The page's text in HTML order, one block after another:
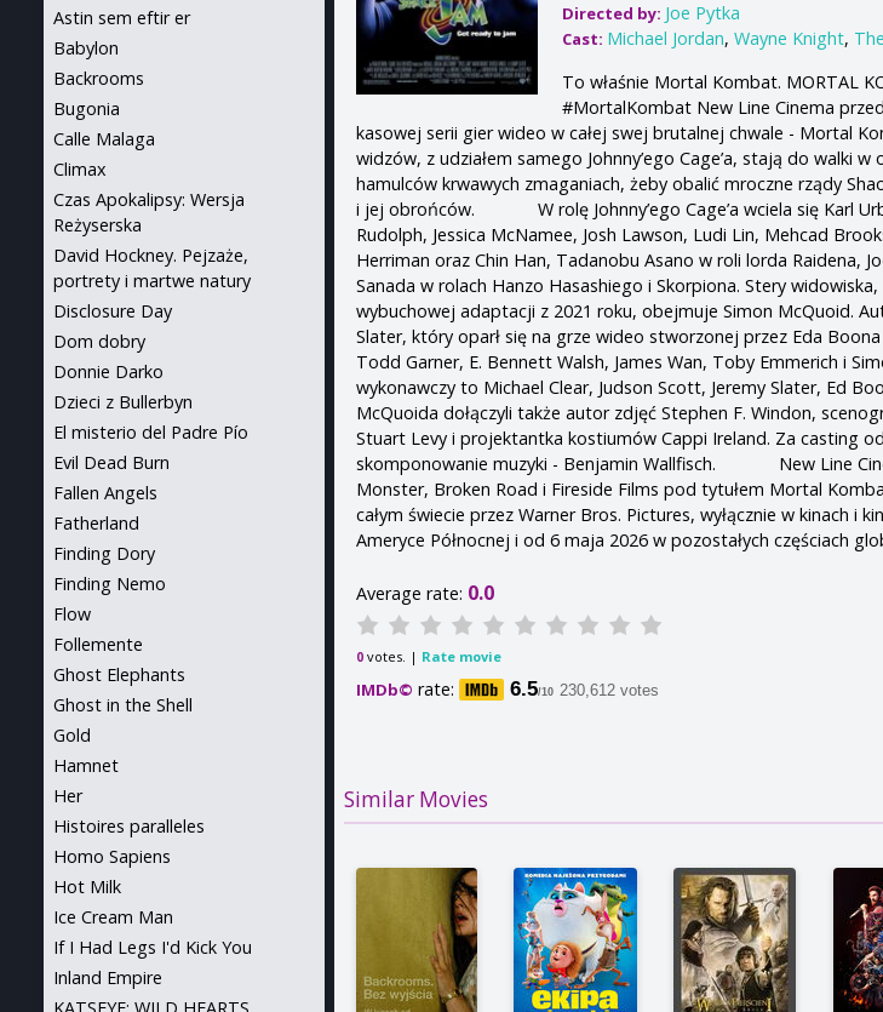
Directed by: Joe Pytka
Cast: Michael Jordan,Wayne Knight,
To właśnie Mortal Kombat. MORTAL
#MortalKombat New Line Cinema
kasowej serii gier wideo w całej swej brutalnej chwale - Mortal
widzów, z udziałem samego Johnny’ego Cage’a, stają do walki
hamulców krwawych zmaganiach, żeby obalić mroczne rządy
i jej obrońców. W rolę Johnny’ego Cage’a wciela się Karl
Rudolph, Jessica McNamee, Josh Lawson, Ludi Lin, Mehcad
Herriman oraz Chin Han, Tadanobu Asano w roli lorda Raidena,
Sanada w rolach Hanzo Hasashiego i Skorpiona. Stery
wybuchowej adaptacji z 2021 roku, obejmuje Simon McQuoid.
Slater, który oparł się na grze wideo stworzonej przez Eda
Todd Garner, E. Bennett Walsh, James Wan, Toby Emmerich i
wykonawczy to Michael Clear, Judson Scott, Jeremy Slater,
McQuoida dołączyli także autor zdjęć Stephen F. Windon,
Stuart Levy i projektantka kostiumów Cappi Ireland. Za casting
skomponowanie muzyki - Benjamin Wallfisch. New Line
Monster, Broken Road i Fireside Films pod tytułem Mortal
całym świecie przez Warner Bros. Pictures, wyłącznie w kinach i
Ameryce Północnej i od 6 maja 2026 w pozostałych częściach
Average rate: 0.0
0votes. | Rate movie
IMDb© rate: 6.5/10 230,612 votes
Similar Movies
Astin sem eftir er
Babylon
Backrooms
Bugonia
Calle Malaga
Climax
Czas Apokalipsy: Wersja
Reżyserska
David Hockney. Pejzaże,
portrety i martwe natury
Disclosure Day
Dom dobry
Donnie Darko
Dzieci z Bullerbyn
El misterio del Padre Pío
Evil Dead Burn
Fallen Angels
Fatherland
Finding Dory
Finding Nemo
Flow
Follemente
Ghost Elephants
Ghost in the Shell
Gold
Hamnet
Her
Histoires paralleles
Homo Sapiens
Hot Milk
Ice Cream Man
If I Had Legs I'd Kick You
Inland Empire